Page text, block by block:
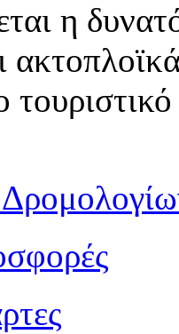
η